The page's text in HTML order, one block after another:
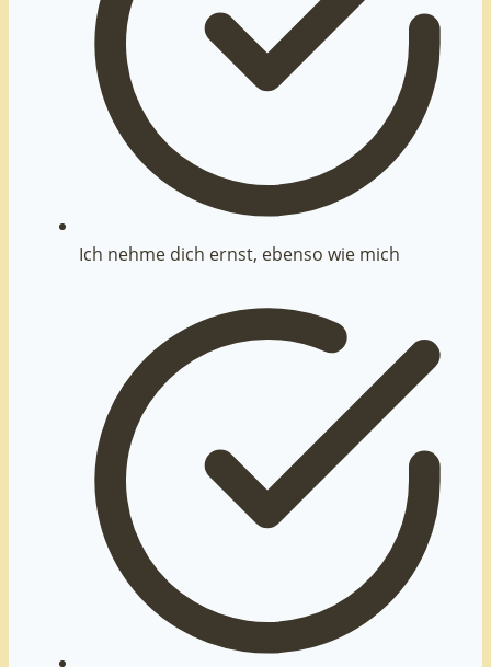
Ich nehme dich ernst, ebenso wie mich